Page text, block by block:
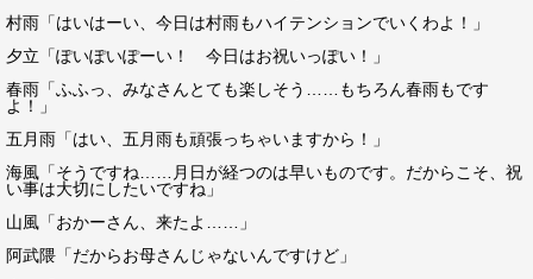
村雨「はいはーい、今日は村雨もハイテンションでいくわよ！」
夕立「ぽいぽいぽーい！ 今日はお祝いっぽい！」
春雨「ふふっ、みなさんとても楽しそう……もちろん春雨もです
よ！」
五月雨「はい、五月雨も頑張っちゃいますから！」
海風「そうですね……月日が経つのは早いものです。だからこそ、祝
い事は大切にしたいですね」
山風「おかーさん、来たよ……」
阿武隈「だからお母さんじゃないんですけど」